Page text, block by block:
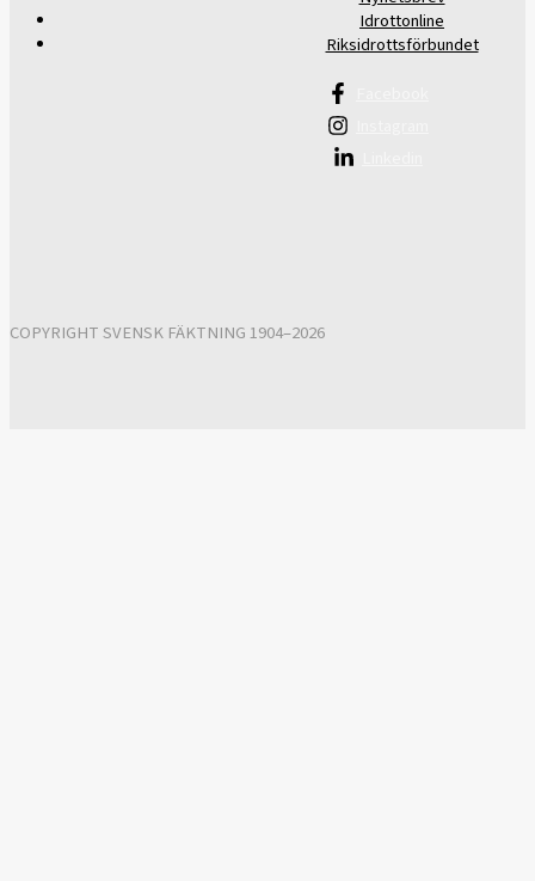
Idrottonline
Riksidrottsförbundet
COPYRIGHT SVENSK FÄKTNING 1904–2026